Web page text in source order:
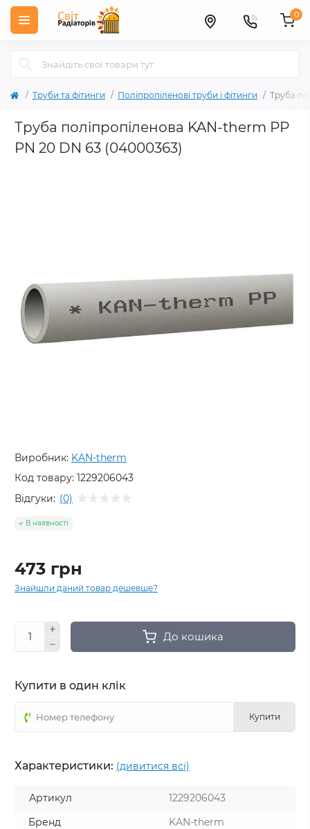
0
Труби та фітинги Поліпропіленові труби і фітинги Труба
Труба поліпропіленова KAN-therm РР
PN 20 DN 63 (04000363)
Виробник: KAN-therm
Код товару: 1229206043
Відгуки: (0)
В наявності
473 грн
Знайшли даний товар дешевше?
До кошика
Купити в один клік
Купити
Характеристики: (дивитися всі)
Артикул
1229206043
Бренд
KAN-therm